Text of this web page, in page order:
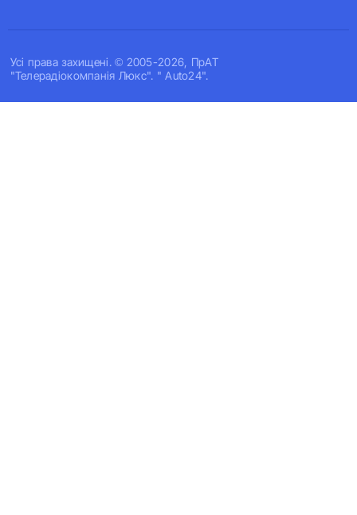
Усi права захищенi. © 2005-2026, ПрАТ
"Телерадіокомпанія Люкс". " Auto24".